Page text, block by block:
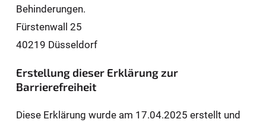
Behinderungen.
Fürstenwall 25
40219 Düsseldorf
Erstellung dieser Erklärung zur
Barrierefreiheit
Diese Erklärung wurde am 17.04.2025 erstellt und